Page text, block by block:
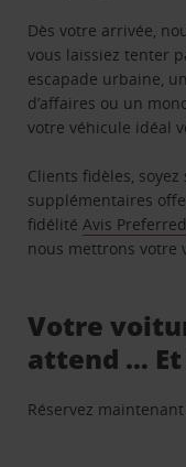
Dès votre arrivée,
vous laissiez tenter
escapade urbaine,
d’affaires ou un
votre véhicule idéal
Clients fidèles,
supplémentaires
fidélitéAvis Preferred
nous mettrons votre
Votre
attend …
Réservez